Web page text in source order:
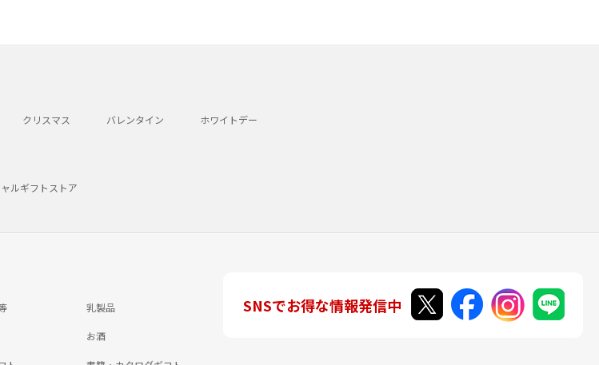
クリスマス バレンタイン ホワイトデー
ルギフトストア
乳製品
お酒
SNSでお得な情報発信中